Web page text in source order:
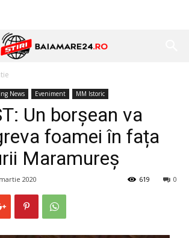
News Eveniment MM Istoric
Un borșean va
foamei în fața
Maramureș
2020 0
619